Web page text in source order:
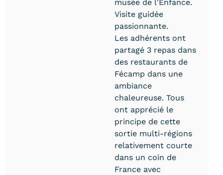
musée de l'Enfance.
Visite guidée
passionnante.
Les adhérents ont
partagé 3 repas dans
des restaurants de
Fécamp dans une
ambiance
chaleureuse. Tous
ont apprécié le
principe de cette
sortie multi-régions
relativement courte
dans un coin de
France avec